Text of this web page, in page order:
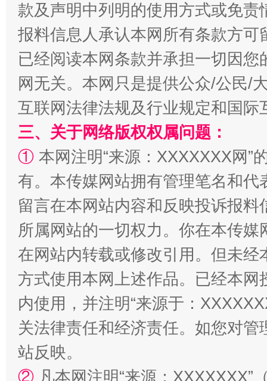
全民健身五年计划来了！等你上场
阿坝州三大球赛在茂县开幕 规模
国家大学科技园优化重塑工作
款及声明中列明的使用方式或免责
报料信息人承认本网所有条款方
已经阅读本网条款并承担一切因
网无关。本网只是提供公众/公民/
互联网法律法规及行业规定和国
三、关于网络版权权属问题：
① 本网注明“来源：XXXXXXX网”
有。本传媒网站拥有管理笔名和
留言在本网站内容和反映投诉报
所属网站的一切权力。你在本传
在网站内转载或修改引用。但未
方式使用本网上述作品。已经本
内使用，并注明“来源于：
关法律责任和经济责任。如您对
站反映。
② 凡本网注明“来源：